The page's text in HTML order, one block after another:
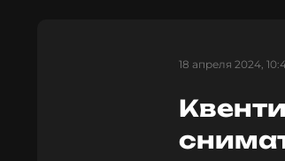
18 апреля 2024,